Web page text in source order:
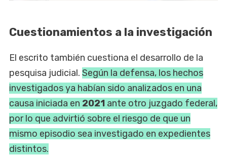
Cuestionamientos a la investigación
El escrito también cuestiona el desarrollo de la
pesquisa judicial. Según la defensa, los hechos
investigados ya habían sido analizados en una
causa iniciada en 2021 ante otro juzgado federal,
por lo que advirtió sobre el riesgo de que un
mismo episodio sea investigado en expedientes
distintos.